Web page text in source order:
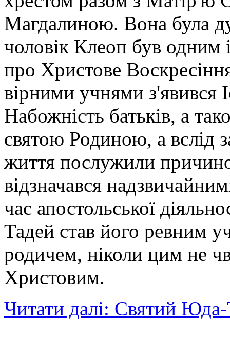
Магдалиною. Вона була
чоловік Клеоп був одним
про Христове
вірними учнями з'явився
Набожність батьків, а
святою Родиною, а вслід
життя послужили
відзначався
час апостольської
Тадей став його ревним
родичем, ніколи цим не
Христовим.
Читати далі: Святий